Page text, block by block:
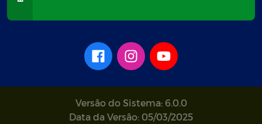
Versão do Sistema: 6.0.0
Data da Versão: 05/03/2025